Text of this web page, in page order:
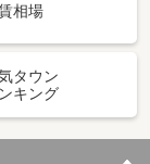
相場
タウン
キング